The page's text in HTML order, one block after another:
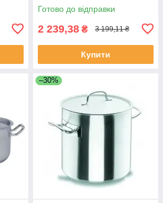
Готово до відправки
2 239,38 ₴ 3 199,11 ₴
Купити
–30%